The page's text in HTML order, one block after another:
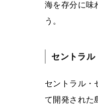
海を存分に味
う。
セントラル
セントラル・
て開発された